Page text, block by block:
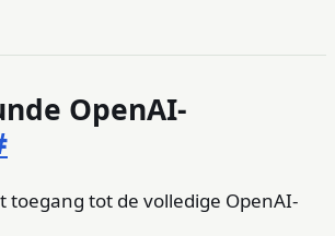
OpenAI-
toegang tot de volledige OpenAI-